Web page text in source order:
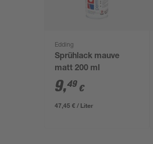
Edding
Sprühlack mauve
matt 200 ml
9,49 €
47,45 € / Liter